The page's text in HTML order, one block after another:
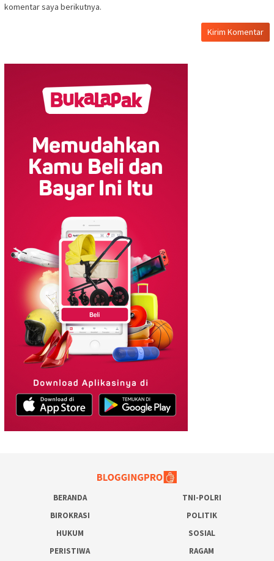
komentar saya berikutnya.
BERANDA
TNI-POLRI
BIROKRASI
POLITIK
HUKUM
SOSIAL
PERISTIWA
RAGAM